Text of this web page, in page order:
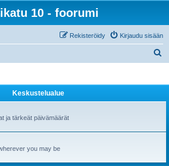
10 - foorumi
Kirjaudu sisään
Rekisteröidy
Keskustelualue
ja tärkeät päivämäärät
you may be